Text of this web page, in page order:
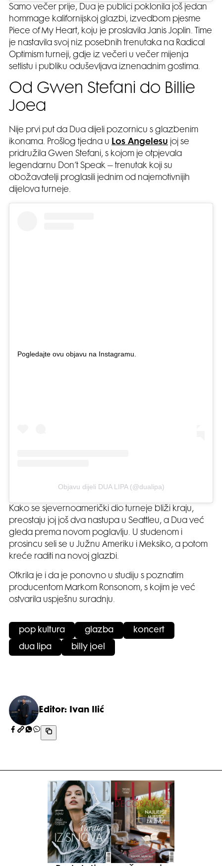
Samo večer prije, Dua je publici poklonila još jedan
hommage kalifornijskoj glazbi, izvedbom pjesme
Piece of My Heart, koju je proslavila Janis Joplin. Time
je nastavila svoj niz posebnih trenutaka na Radical
Optimism turneji, gdje iz večeri u večer mijenja
setlistu i publiku oduševljava iznenadnim gostima.
Od Gwen Stefani do Billie
Joea
Nije prvi put da Dua dijeli pozornicu s glazbenim
ikonama. Prošlog tjedna u Los Angelesu joj se
pridružila Gwen Stefani, s kojom je otpjevala
legendarnu Don’t Speak – trenutak koji su
obožavatelji proglasili jednim od najemotivnijih
dijelova turneje.
Pogledajte ovu objavu na Instagramu.
Objavu dijeli DUA LIPA (@dualipa)
Kako se sjevernoamerički dio turneje bliži kraju,
preostaju joj još dva nastupa u Seattleu, a Dua već
gleda prema novom poglavlju. U studenom i
prosincu seli se u Južnu Ameriku i Meksiko, a potom
kreće raditi na novoj glazbi.
Otkrila je i da je ponovno u studiju s poznatim
producentom Markom Ronsonom, s kojim je već
ostvarila uspješnu suradnju.
pop kultura glazba koncert
dua lipa billy joel
Editor: Ivan Ilić